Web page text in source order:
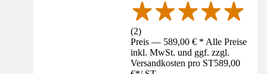
(2)
Preis — 589,00 € * Alle Preise
inkl. MwSt. und ggf. zzgl.
Versandkosten pro ST589,00